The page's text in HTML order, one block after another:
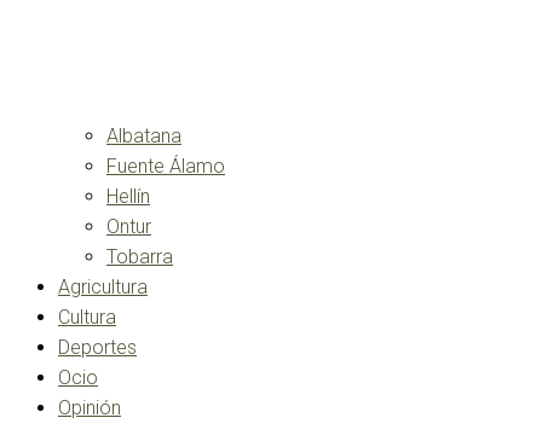
Albatana
Fuente Álamo
Hellín
Ontur
Tobarra
Agricultura
Cultura
Deportes
Ocio
Opinión